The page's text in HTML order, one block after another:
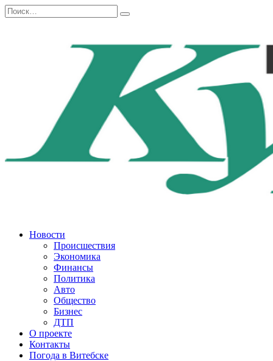
Перейти
к
Search
for:
Новости
Происшествия
Экономика
Финансы
Политика
Авто
Общество
Бизнес
ДТП
О проекте
Контакты
Погода в Витебске